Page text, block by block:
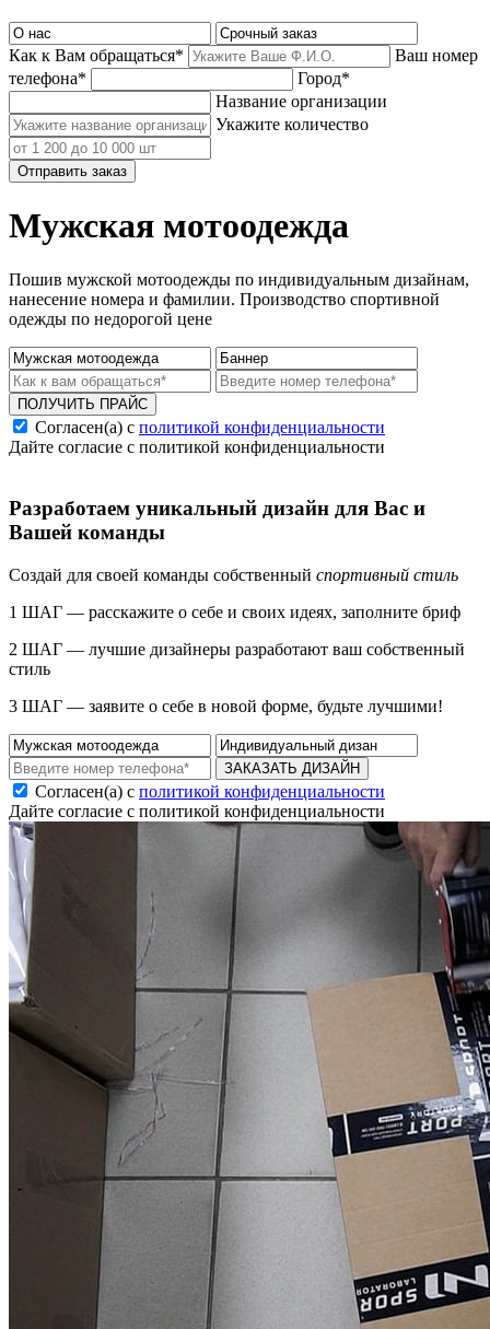
Как к Вам обращаться*
Ваш номер
телефона*
Город*
Название организации
Укажите количество
Отправить заказ
Мужская мотоодежда
Пошив мужской мотоодежды по индивидуальным дизайнам,
нанесение номера и фамилии. Производство спортивной
одежды по недорогой цене
ПОЛУЧИТЬ ПРАЙС
Согласен(а) с политикой конфиденциальности
Дайте согласие с политикой конфиденциальности
Разработаем уникальный дизайн для Вас и
Вашей команды
Создай для своей команды собственный спортивный стиль
1 ШАГ — расскажите о себе и своих идеях, заполните бриф
2 ШАГ — лучшие дизайнеры разработают ваш собственный
стиль
3 ШАГ — заявите о себе в новой форме, будьте лучшими!
ЗАКАЗАТЬ ДИЗАЙН
Согласен(а) с политикой конфиденциальности
Дайте согласие с политикой конфиденциальности